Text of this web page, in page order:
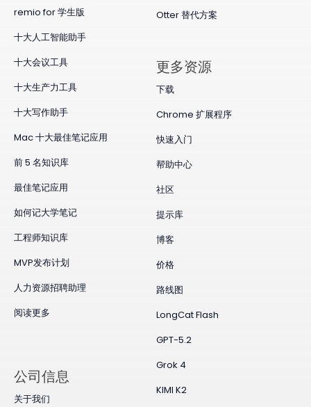
Otter 替代方案
remio for 学生版
十大人工智能助手
十大会议工具
十大生产力工具
十大写作助手
Mac 十大最佳笔记应用
前 5 名知识库
最佳笔记应用
如何记大学笔记
工程师知识库
MVP发布计划
人力资源招聘助理
阅读更多
更多资源
下载
Chrome 扩展程序
快速入门
帮助中心
社区
提示库
博客
价格
路线图
LongCat Flash
GPT-5.2
Grok 4
KIMI K2
公司信息
关于我们